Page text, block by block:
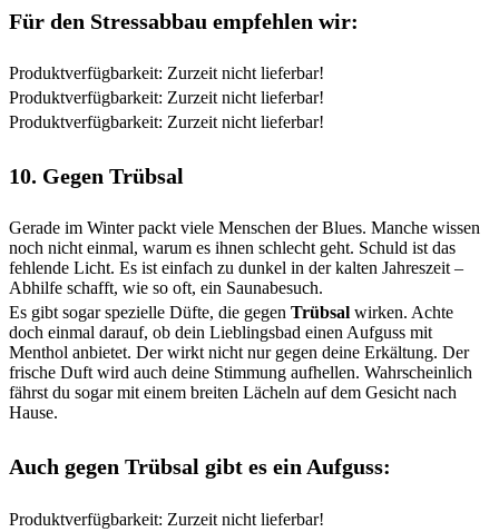
Für den Stressabbau empfehlen wir:
Produktverfügbarkeit: Zurzeit nicht lieferbar!
Produktverfügbarkeit: Zurzeit nicht lieferbar!
Produktverfügbarkeit: Zurzeit nicht lieferbar!
10. Gegen Trübsal
Gerade im Winter packt viele Menschen der Blues. Manche wissen
noch nicht einmal, warum es ihnen schlecht geht. Schuld ist das
fehlende Licht. Es ist einfach zu dunkel in der kalten Jahreszeit –
Abhilfe schafft, wie so oft, ein Saunabesuch.
Es gibt sogar spezielle Düfte, die gegen Trübsal wirken. Achte
doch einmal darauf, ob dein Lieblingsbad einen Aufguss mit
Menthol anbietet. Der wirkt nicht nur gegen deine Erkältung. Der
frische Duft wird auch deine Stimmung aufhellen. Wahrscheinlich
fährst du sogar mit einem breiten Lächeln auf dem Gesicht nach
Hause.
Auch gegen Trübsal gibt es ein Aufguss:
Produktverfügbarkeit: Zurzeit nicht lieferbar!